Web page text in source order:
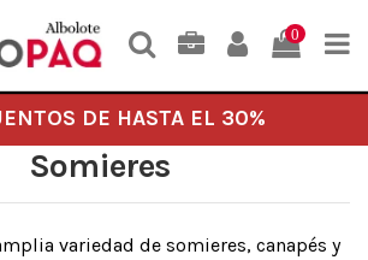
0
DE HASTA EL 30%
Somieres
variedad de somieres, canapés y